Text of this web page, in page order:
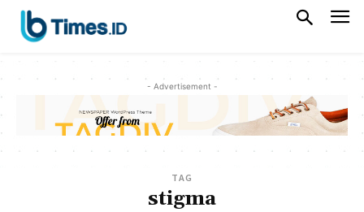
- Advertisement -
TAG
stigma